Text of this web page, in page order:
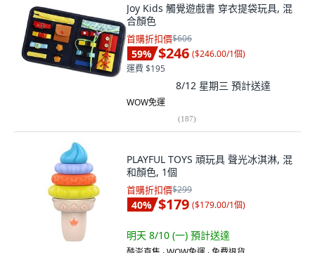
Joy Kids 觸覺遊戲書 穿衣提袋玩具, 混
合顏色
首購折扣價$606
59% $246 ($246.00/1個)
運費 $195
8/12 星期三 預計送達
WOW免運
(187)
PLAYFUL TOYS 頑玩具 聲光冰淇淋, 混
和顏色, 1個
首購折扣價$299
40% $179 ($179.00/1個)
明天 8/10 (一) 預計送達